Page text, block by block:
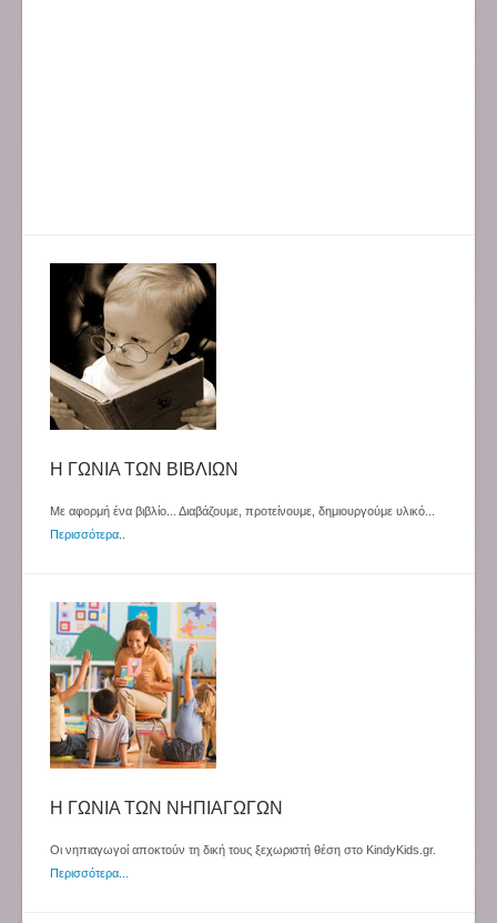
Η ΓΩΝΙΑ ΤΩΝ ΒΙΒΛΙΩΝ
Με αφορμή ένα βιβλίο... Διαβάζουμε, προτείνουμε, δημιουργούμε υλικό...
Περισσότερα
Η ΓΩΝΙΑ ΤΩΝ ΝΗΠΙΑΓΩΓΩΝ
Οι νηπιαγωγοί αποκτούν τη δική τους ξεχωριστή θέση στο KindyKids.gr.
Περισσότερα...